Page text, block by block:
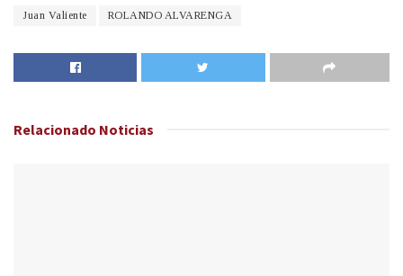
Juan Valiente ROLANDO ALVARENGA
Relacionado Noticias